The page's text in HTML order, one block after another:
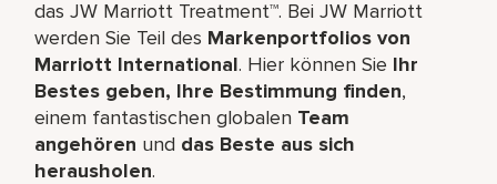
das JW Marriott Treatment™. Bei JW Marriott
werden Sie Teil des Markenportfolios von
Marriott International. Hier können Sie Ihr
Bestes geben, Ihre Bestimmung finden,
einem fantastischen globalen Team
angehören und das Beste aus sich
herausholen.